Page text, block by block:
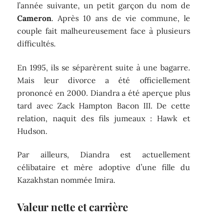
l’année suivante, un petit garçon du nom de
Cameron. Après 10 ans de vie commune, le
couple fait malheureusement face à plusieurs
difficultés.
En 1995, ils se séparèrent suite à une bagarre.
Mais leur divorce a été officiellement
prononcé en 2000. Diandra a été aperçue plus
tard avec Zack Hampton Bacon III. De cette
relation, naquit des fils jumeaux : Hawk et
Hudson.
Par ailleurs, Diandra est actuellement
célibataire et mère adoptive d’une fille du
Kazakhstan nommée Imira.
Valeur nette et carrière